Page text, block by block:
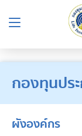
กองทุนปร
ผังองค์กร